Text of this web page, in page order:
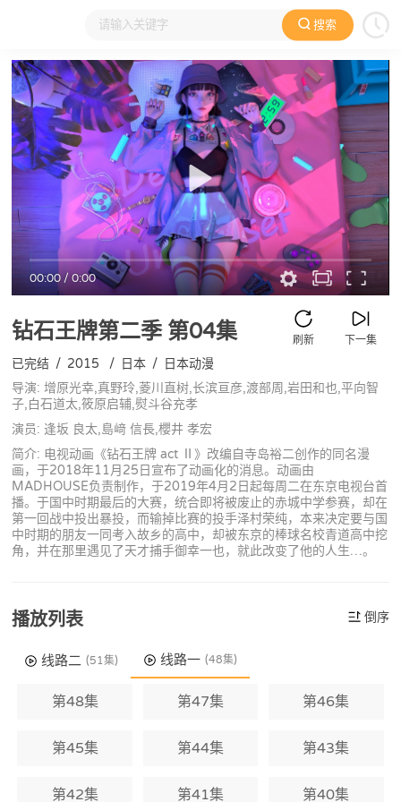
搜索
大家在看 日本动漫 国产动漫 欧美动漫 动漫电影
00:00/0:00
钻石王牌第二季第04集 下一集
刷新
已完结 / 2015 / 日本 / 日本动漫
导演: 增原光幸,真野玲,菱川直树,长滨亘彦,渡部周,岩田和也,平向智
子,白石道太,筱原启辅,熨斗谷充孝
演员: 逢坂 良太,島﨑 信長,櫻井 孝宏
简介: 电视动画《钻石王牌 act Ⅱ》改编自寺岛裕二创作的同名漫
画，于2018年11月25日宣布了动画化的消息。动画由
MADHOUSE负责制作，于2019年4月2日起每周二在东京电视台首
播。于国中时期最后的大赛，统合即将被废止的赤城中学参赛，却在
第一回战中投出暴投，而输掉比赛的投手泽村荣纯，本来决定要与国
中时期的朋友一同考入故乡的高中，却被东京的棒球名校青道高中挖
角，并在那里遇见了天才捕手御幸一也，就此改变了他的人生…。
播放列表 倒序
线路二 (51集) 线路一 (48集)
第48集 第47集 第46集
第45集 第44集 第43集
第42集 第41集 第40集